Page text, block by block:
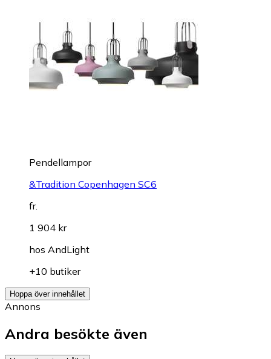
Pendellampor
&Tradition Copenhagen SC6
fr.
1 904 kr
hos AndLight
+10 butiker
Hoppa över innehållet
Annons
Andra besökte även